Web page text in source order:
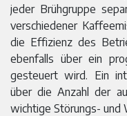
jeder Brühgruppe
verschiedener
die Effizienz des
ebenfalls über ein
gesteuert wird. Ein
über die Anzahl der
wichtige Störungs- und